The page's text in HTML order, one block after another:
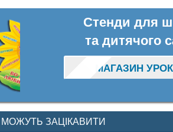
Стенди для
та дитячого
МАГАЗИН
ЗАЦІКАВИТИ